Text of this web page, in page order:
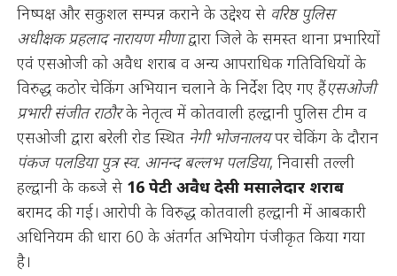
निष्पक्ष और सकुशल सम्पन्न कराने के उद्देश्य से वरिष्ठ पुलिस
अधीक्षक प्रहलाद नारायण मीणाद्वारा जिले के समस्त थाना प्रभारियों
एवं एसओजी को अवैध शराब व अन्य आपराधिक गतिविधियों के
विरुद्ध कठोर चेकिंग अभियान चलाने के निर्देश दिए गए हैंएसओजी
प्रभारी संजीत राठौरके नेतृत्व में कोतवाली हल्द्वानी पुलिस टीम व
एसओजी द्वारा बरेली रोड स्थित नेगी भोजनालयपर चेकिंग के दौरान
पंकज पलडिया पुत्र स्व. आनन्द बल्लभ पलडिया, निवासी तल्ली
हल्द्वानी के कब्जे से 16 पेटी अवैध देसी मसालेदार शराब
बरामद की गई। आरोपी के विरुद्ध कोतवाली हल्द्वानी में आबकारी
अधिनियम की धारा 60 के अंतर्गत अभियोग पंजीकृत किया गया
है।